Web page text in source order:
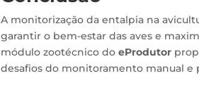
A monitorização da entalpia na
garantir o bem-estar das aves e
módulo zootécnico do eProdutor
desafios do monitoramento manual e